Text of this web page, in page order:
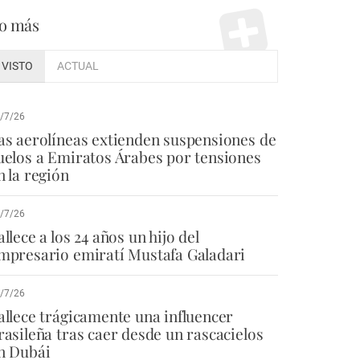
más
VISTO ACTUAL
7/26
aerolíneas extienden suspensiones de
a Emiratos Árabes por tensiones
la región
7/26
a los 24 años un hijo del
emiratí Mustafa Galadari
7/26
trágicamente una influencer
tras caer desde un rascacielos
Dubái